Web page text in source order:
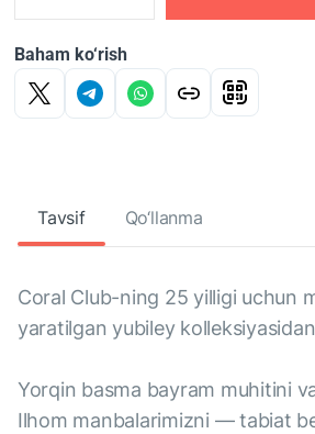
Baham ko‘rish
Tavsif Qo‘llanma
Coral Club-ning 25 yilligi uchun
yaratilgan yubiley
Yorqin basma bayram muhitini
Ilhom manbalarimizni — tabiat